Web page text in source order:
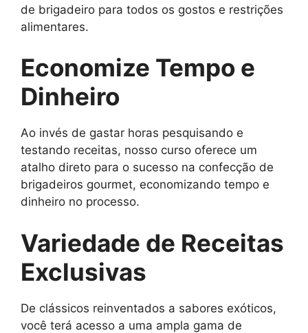
de brigadeiro para todos os gostos e restrições
alimentares.
Economize Tempo e
Dinheiro
Ao invés de gastar horas pesquisando e
testando receitas, nosso curso oferece um
atalho direto para o sucesso na confecção de
brigadeiros gourmet, economizando tempo e
dinheiro no processo.
Variedade de Receitas
Exclusivas
De clássicos reinventados a sabores exóticos,
você terá acesso a uma ampla gama de